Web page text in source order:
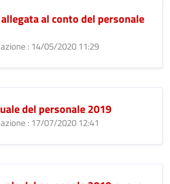
al conto del personale
: 14/05/2020 11:29
del personale 2019
: 17/07/2020 12:41